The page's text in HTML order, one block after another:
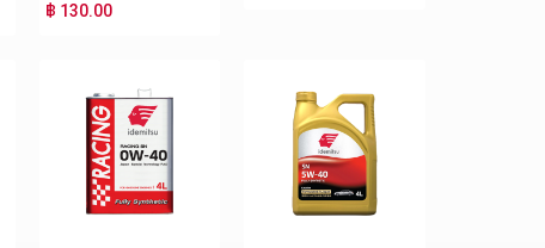
฿ 130.00